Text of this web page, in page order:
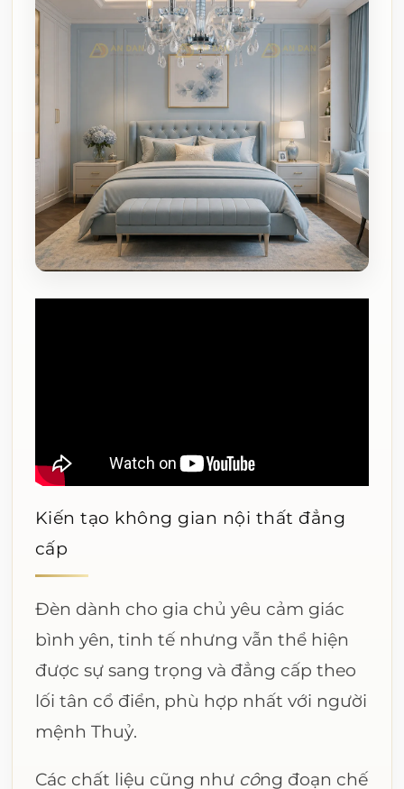
Kiến tạo không gian nội thất đẳng
cấp
Đèn dành cho gia chủ yêu cảm giác
bình yên, tinh tế nhưng vẫn thể hiện
được sự sang trọng và đẳng cấp theo
lối tân cổ điển, phù hợp nhất với người
mệnh Thuỷ.
Các chất liệu cũng như công đoạn chế